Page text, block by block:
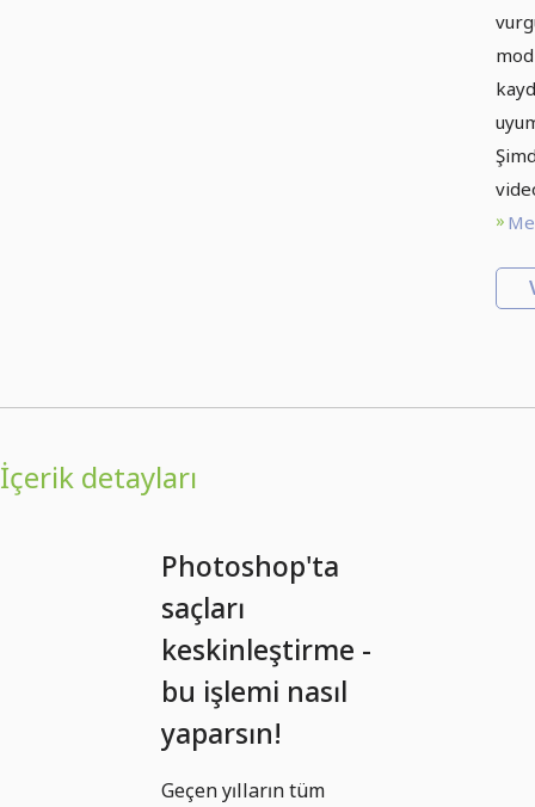
İçerik detayları
Photoshop'ta
saçları
keskinleştirme -
bu işlemi nasıl
yaparsın!
Geçen yılların tüm